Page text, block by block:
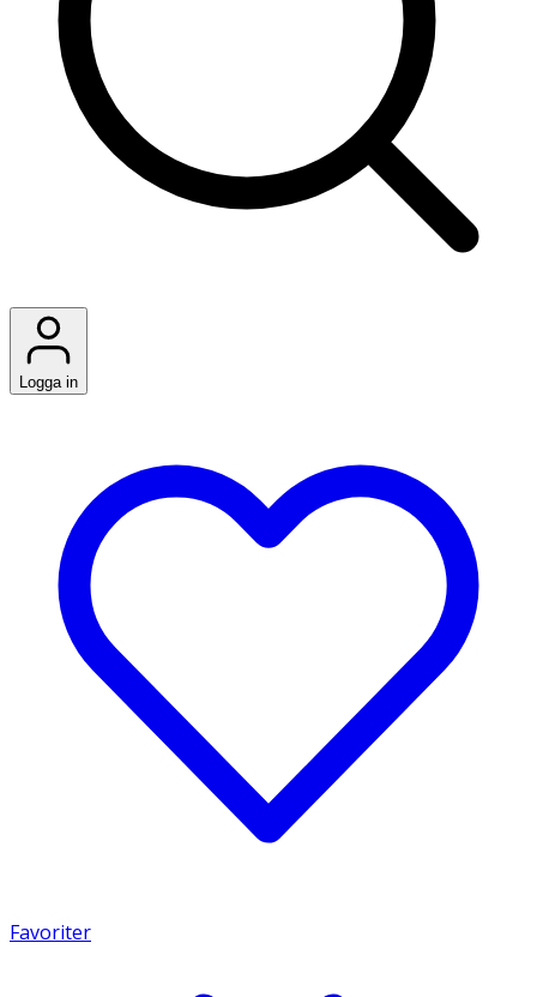
Logga in
Favoriter